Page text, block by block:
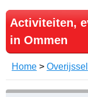
Activiteiten,
in Ommen
Home > Overijssel